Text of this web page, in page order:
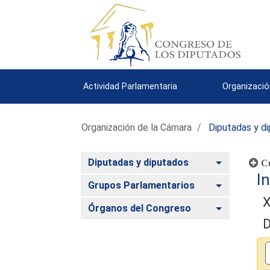
Actividad Parlamentaria
Organización de la Cámara Diputadas y
Diputadas y diputados Alternar
Grupos Parlamentarios Alternar
Órganos del Congreso Alternar